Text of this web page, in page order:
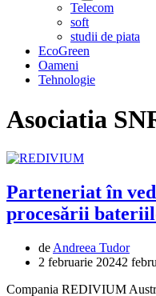
Telecom
soft
studii de piata
EcoGreen
Oameni
Tehnologie
Asociatia
Parteneriat în
procesării
de Andreea Tudor
2 februarie 20242
Compania REDIVIUM